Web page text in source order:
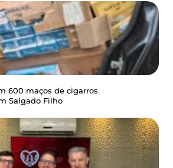
600 maços de cigarros
Salgado Filho